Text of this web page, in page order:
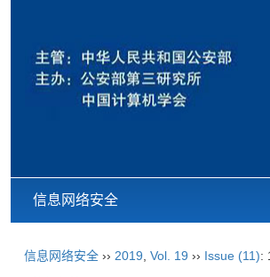
信息网络安全
信息网络安全 ›› 2019 Vol. 19 ›› Issue (11):